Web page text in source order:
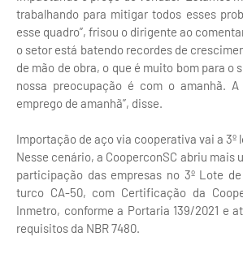
trabalhando para mitigar todos esses
esse quadro”, frisou o dirigente ao
o setor está batendo recordes de
de mão de obra, o que é muito bom para o
nossa preocupação é com o amanhã.
emprego de amanhã”, disse.
Importação de aço via cooperativa vai a 3º
Nesse cenário, a CooperconSC abriu mais
participação das empresas no 3º Lote
turco CA-50, com Certificação da
Inmetro, conforme a Portaria 139/2021 e
requisitos da NBR 7480.